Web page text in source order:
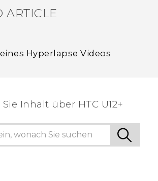
ARTICLE
Hyperlapse Videos
Inhalt über‎ HTC U12+